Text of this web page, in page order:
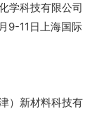
学科技有限公司
9-11日上海国际
）新材料科技有